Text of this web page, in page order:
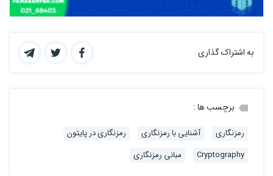
به اشتراک گذاری
برچسب ها :
رمزنگاری آشنایی با رمزنگاری
رمزنگاری در پایتون
Cryptography
مبانی رمزنگاری